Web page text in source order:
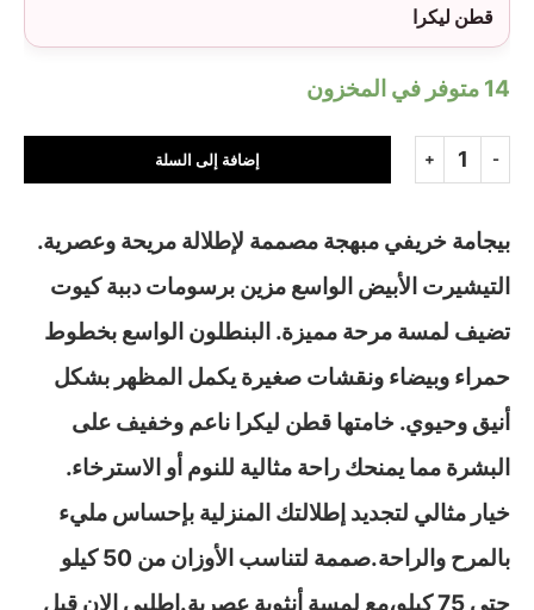
قطن ليكرا
14 متوفر في المخزون
إضافة إلى السلة
بيجامة خريفي مبهجة مصممة لإطلالة مريحة وعصرية.
التيشيرت الأبيض الواسع مزين برسومات دببة كيوت
تضيف لمسة مرحة مميزة. البنطلون الواسع بخطوط
حمراء وبيضاء ونقشات صغيرة يكمل المظهر بشكل
أنيق وحيوي. خامتها قطن ليكرا ناعم وخفيف على
البشرة مما يمنحك راحة مثالية للنوم أو الاسترخاء.
خيار مثالي لتجديد إطلالتك المنزلية بإحساس مليء
بالمرح والراحة.صممة لتناسب الأوزان من 50 كيلو
حتى 75 كيلو،مع لمسة أنثوية عصرية.اطلبي الان قبل